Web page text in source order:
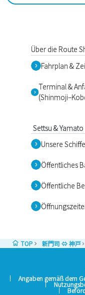
Über die Route
Fahrplan &
Terminal &
Settsu & Yamato
Unsere Schiffe
Öffentliches
Öffentliche
TOP 新門司 ⇔ 神戸
Angaben gemäß dem